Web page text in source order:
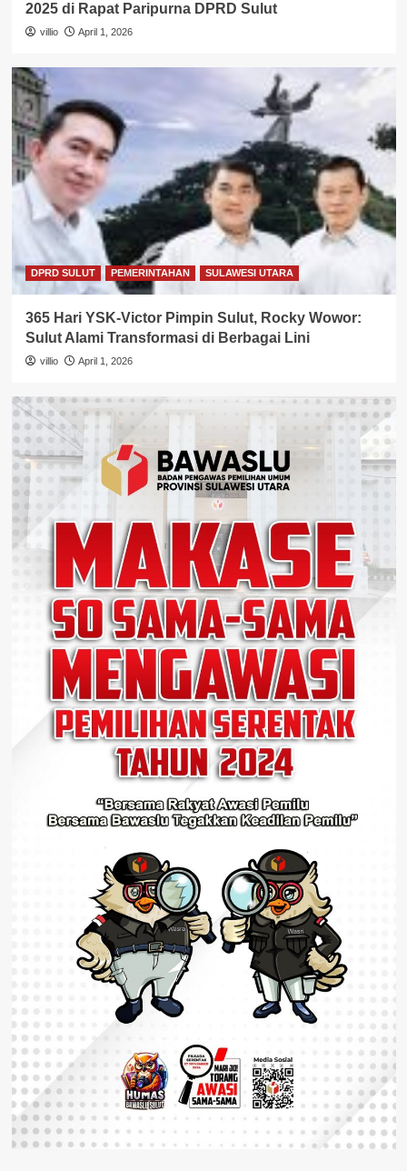
2025 di Rapat Paripurna DPRD Sulut
villio April 1, 2026
DPRD SULUT PEMERINTAHAN SULAWESI UTARA
365 Hari YSK-Victor Pimpin Sulut, Rocky Wowor:
Sulut Alami Transformasi di Berbagai Lini
villio April 1, 2026